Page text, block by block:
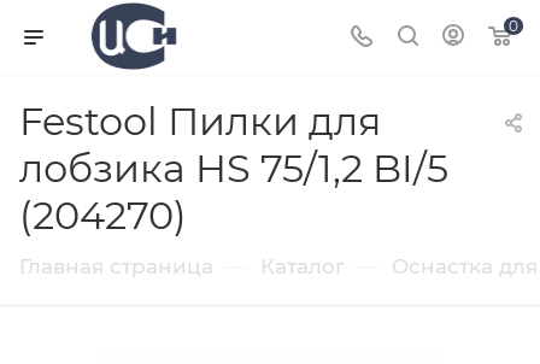
0
Festool Пилки для
лобзика HS 75/1,2 BI/5
(204270)
Главная страница Каталог Оснастка